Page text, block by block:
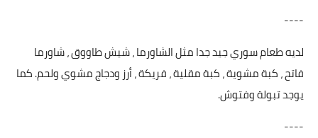
----
لديه طعام سوري جيد جدا مثل الشاورما ، شيش طاووق ، شاورما
فاتح ، كبة مشوية ، كبة مقلية ، فريكة ، أرز ودجاج مشوي ولحم. كما
يوجد تبولة وفتوش.
----